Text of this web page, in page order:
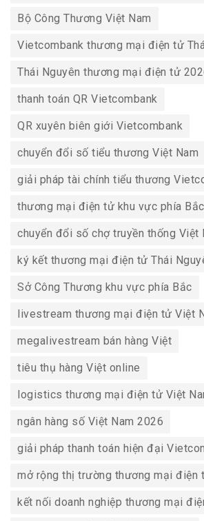
Bộ Công Thương Việt Nam
Vietcombank thương mại điện tử
Thái Nguyên thương mại điện tử
thanh toán QR Vietcombank
QR xuyên biên giới Vietcombank
chuyển đổi số tiểu thương Việt Nam
giải pháp tài chính tiểu thương
thương mại điện tử khu vực phía Bắc
chuyển đổi số chợ truyền thống Việt
ký kết thương mại điện tử Thái
Sở Công Thương khu vực phía Bắc
livestream thương mại điện tử Việt
megalivestream bán hàng Việt
tiêu thụ hàng Việt online
logistics thương mại điện tử Việt
ngân hàng số Việt Nam 2026
giải pháp thanh toán hiện đại
mở rộng thị trường thương mại điện
kết nối doanh nghiệp thương mại